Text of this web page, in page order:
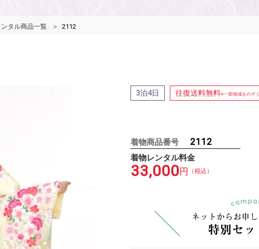
タル商品一覧 2112
3泊4日 往復送料無料※一部地域をのぞく
着物商品番号 2112
着物レンタル料金
33,000円 （税込）